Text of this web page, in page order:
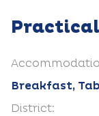
Breakfast,
District: